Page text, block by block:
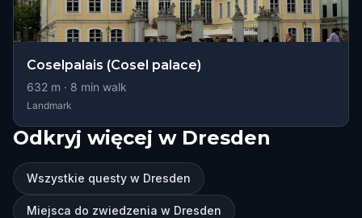
Coselpalais (Cosel palace)
632 m · 8 min walk
Landmark
Odkryj więcej w Dresden
Wszystkie questy w Dresden
Miejsca do zwiedzenia w Dresden